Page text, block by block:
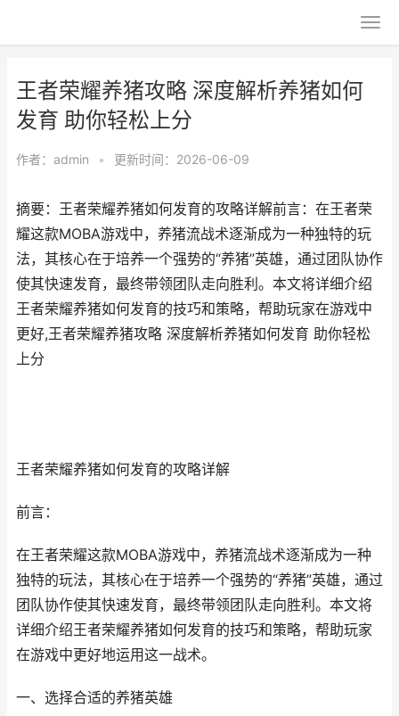
王者荣耀养猪攻略 深度解析养猪如何
发育 助你轻松上分
作者： admin • 更新时间：2026-06-09
摘要：王者荣耀养猪如何发育的攻略详解前言：在王者荣
耀这款MOBA游戏中，养猪流战术逐渐成为一种独特的玩
法，其核心在于培养一个强势的“养猪”英雄，通过团队协作
使其快速发育，最终带领团队走向胜利。本文将详细介绍
王者荣耀养猪如何发育的技巧和策略，帮助玩家在游戏中
更好,王者荣耀养猪攻略 深度解析养猪如何发育 助你轻松
上分
王者荣耀养猪如何发育的攻略详解
前言：
在王者荣耀这款MOBA游戏中，养猪流战术逐渐成为一种
独特的玩法，其核心在于培养一个强势的“养猪”英雄，通过
团队协作使其快速发育，最终带领团队走向胜利。本文将
详细介绍王者荣耀养猪如何发育的技巧和策略，帮助玩家
在游戏中更好地运用这一战术。
一、选择合适的养猪英雄